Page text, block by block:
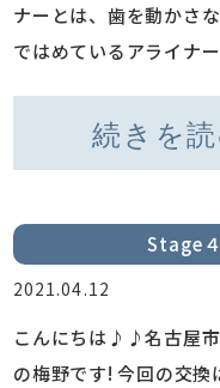
ナーとは、歯を動かさ
ではめているアライナ
続きを
Stage
2021.04.12
こんにちは♪♪名古屋市
の梅野です! 今回の交